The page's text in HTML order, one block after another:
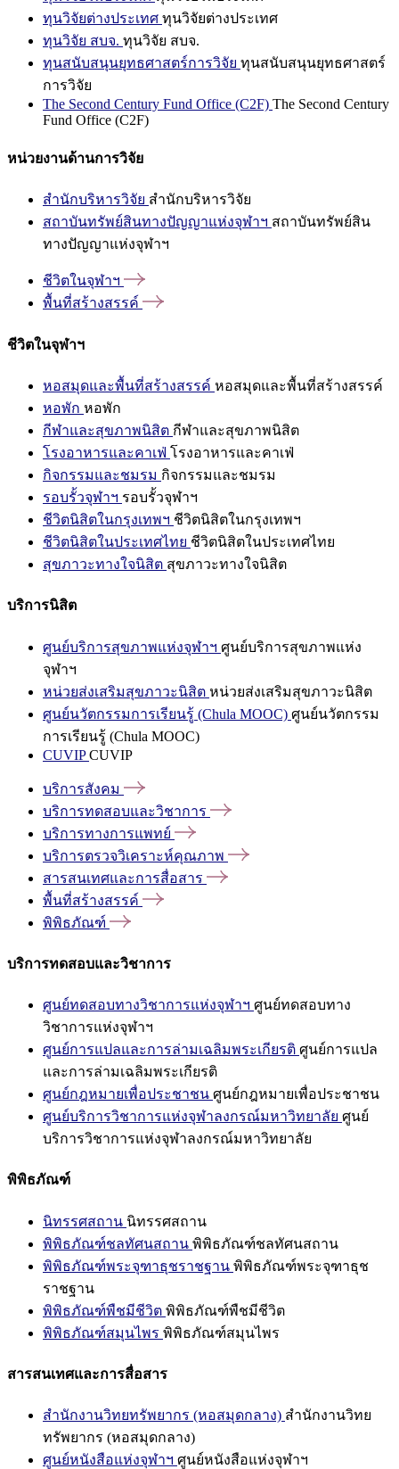
ทุนวิจัยต่างประเทศ ทุนวิจัยต่างประเทศ
ทุนวิจัย สบจ. ทุนวิจัย สบจ.
ทุนสนับสนุนยุทธศาสตร์การวิจัย ทุนสนับสนุนยุทธศาสตร์
การวิจัย
The Second Century Fund Office (C2F) The Second Century
Fund Office (C2F)
หน่วยงานด้านการวิจัย
สำนักบริหารวิจัย สำนักบริหารวิจัย
สถาบันทรัพย์สินทางปัญญาแห่งจุฬาฯ สถาบันทรัพย์สิน
ทางปัญญาแห่งจุฬาฯ
ชีวิตในจุฬาฯ
พื้นที่สร้างสรรค์
ชีวิตในจุฬาฯ
หอสมุดและพื้นที่สร้างสรรค์ หอสมุดและพื้นที่สร้างสรรค์
หอพัก หอพัก
กีฬาและสุขภาพนิสิต กีฬาและสุขภาพนิสิต
โรงอาหารและคาเฟ่ โรงอาหารและคาเฟ่
กิจกรรมและชมรม กิจกรรมและชมรม
รอบรั้วจุฬาฯ รอบรั้วจุฬาฯ
ชีวิตนิสิตในกรุงเทพฯ ชีวิตนิสิตในกรุงเทพฯ
ชีวิตนิสิตในประเทศไทย ชีวิตนิสิตในประเทศไทย
สุขภาวะทางใจนิสิต สุขภาวะทางใจนิสิต
บริการนิสิต
ศูนย์บริการสุขภาพแห่งจุฬาฯ ศูนย์บริการสุขภาพแห่ง
จุฬาฯ
หน่วยส่งเสริมสุขภาวะนิสิต หน่วยส่งเสริมสุขภาวะนิสิต
ศูนย์นวัตกรรมการเรียนรู้ (Chula MOOC) ศูนย์นวัตกรรม
การเรียนรู้ (Chula MOOC)
CUVIPCUVIP
บริการสังคม
บริการทดสอบและวิชาการ
บริการทางการแพทย์
บริการตรวจวิเคราะห์คุณภาพ
สารสนเทศและการสื่อสาร
พื้นที่สร้างสรรค์
พิพิธภัณฑ์
บริการทดสอบและวิชาการ
ศูนย์ทดสอบทางวิชาการแห่งจุฬาฯ ศูนย์ทดสอบทาง
วิชาการแห่งจุฬาฯ
ศูนย์การแปลและการล่ามเฉลิมพระเกียรติ ศูนย์การแปล
และการล่ามเฉลิมพระเกียรติ
ศูนย์กฎหมายเพื่อประชาชน ศูนย์กฎหมายเพื่อประชาชน
ศูนย์บริการวิชาการแห่งจุฬาลงกรณ์มหาวิทยาลัย ศูนย์
บริการวิชาการแห่งจุฬาลงกรณ์มหาวิทยาลัย
พิพิธภัณฑ์
นิทรรศสถาน นิทรรศสถาน
พิพิธภัณฑ์ชลทัศนสถาน พิพิธภัณฑ์ชลทัศนสถาน
พิพิธภัณฑ์พระจุฑาธุชราชฐาน พิพิธภัณฑ์พระจุฑาธุช
ราชฐาน
พิพิธภัณฑ์พืชมีชีวิต พิพิธภัณฑ์พืชมีชีวิต
พิพิธภัณฑ์สมุนไพร พิพิธภัณฑ์สมุนไพร
สารสนเทศและการสื่อสาร
สำนักงานวิทยทรัพยากร (หอสมุดกลาง) สำนักงานวิทย
ทรัพยากร (หอสมุดกลาง)
ศูนย์หนังสือแห่งจุฬาฯ ศูนย์หนังสือแห่งจุฬาฯ